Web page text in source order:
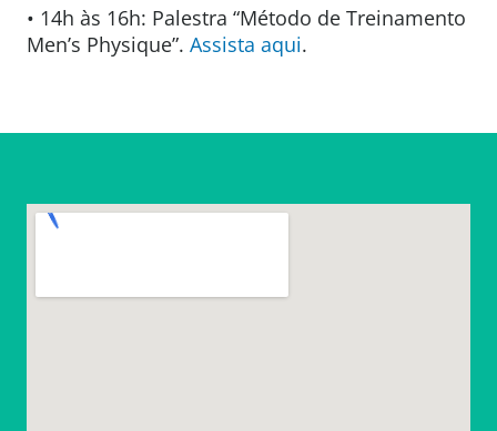
• 14h às 16h: Palestra “Método de Treinamento
Men’s Physique”. Assista aqui.